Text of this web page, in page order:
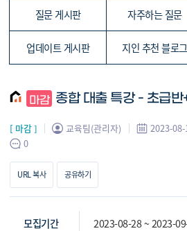
질문 게시판 자주하는 질문
업데이트 게시판 지인 추천 블로그
종합 대출 특강 - 초급반
[ 마감 ] 교육팀(관리자) 2023-
0
URL 복사 공유하기
모집기간
2023-08-28 ~ 2023-